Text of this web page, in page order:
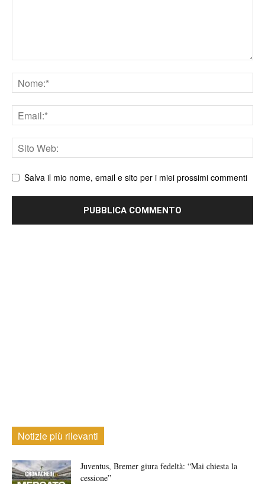
Nome
Email
Sito
web
Salva il mio nome, email e sito per i miei prossimi commenti
Notizie più rilevanti
Juventus, Bremer giura fedeltà: “Mai chiesta la
cessione”